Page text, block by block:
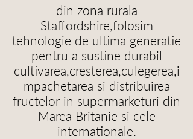
din zona rurala
Staffordshire,folosim
tehnologie de ultima generatie
pentru a sustine durabil
cultivarea,cresterea,culegerea,i
mpachetarea si distribuirea
fructelor in supermarketuri din
Marea Britanie si cele
internationale.